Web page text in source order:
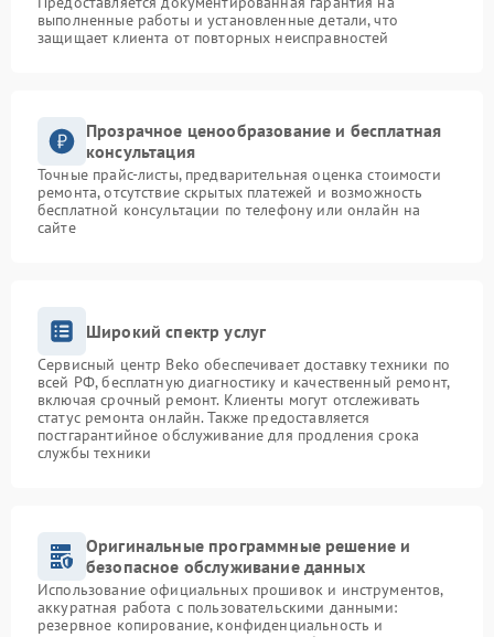
выполненные работы и установленные детали, что
защищает клиента от повторных неисправностей
Прозрачное ценообразование и бесплатная
консультация
Точные прайс-листы, предварительная оценка стоимости
ремонта, отсутствие скрытых платежей и возможность
бесплатной консультации по телефону или онлайн на
сайте
Широкий спектр услуг
Сервисный центр Beko обеспечивает доставку техники по
всей РФ, бесплатную диагностику и качественный ремонт,
включая срочный ремонт. Клиенты могут отслеживать
статус ремонта онлайн. Также предоставляется
постгарантийное обслуживание для продления срока
службы техники
Оригинальные программные решение и
безопасное обслуживание данных
Использование официальных прошивок и инструментов,
аккуратная работа с пользовательскими данными:
резервное копирование, конфиденциальность и